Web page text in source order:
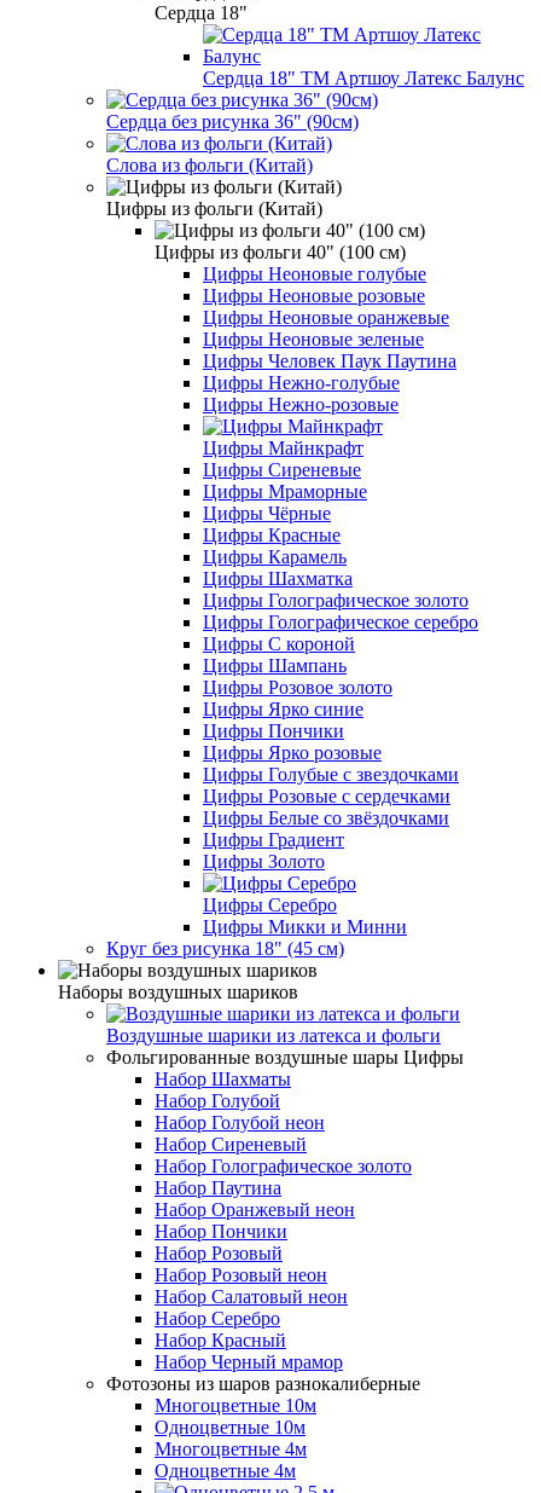
Сердца 18"
Сердца 18" ТМ Артшоу Латекс Балунс
Сердца без рисунка 36" (90см)
Слова из фольги (Китай)
Цифры из фольги (Китай)
Цифры из фольги 40" (100 см)
Цифры Неоновые голубые
Цифры Неоновые розовые
Цифры Неоновые оранжевые
Цифры Неоновые зеленые
Цифры Человек Паук Паутина
Цифры Нежно-голубые
Цифры Нежно-розовые
Цифры Майнкрафт
Цифры Сиреневые
Цифры Мраморные
Цифры Чёрные
Цифры Красные
Цифры Карамель
Цифры Шахматка
Цифры Голографическое золото
Цифры Голографическое серебро
Цифры С короной
Цифры Шампань
Цифры Розовое золото
Цифры Ярко синие
Цифры Пончики
Цифры Ярко розовые
Цифры Голубые с звездочками
Цифры Розовые с сердечками
Цифры Белые со звёздочками
Цифры Градиент
Цифры Золото
Цифры Серебро
Цифры Микки и Минни
Круг без рисунка 18" (45 см)
Наборы воздушных шариков
Воздушные шарики из латекса и фольги
Фольгированные воздушные шары Цифры
Набор Шахматы
Набор Голубой
Набор Голубой неон
Набор Сиреневый
Набор Голографическое золото
Набор Паутина
Набор Оранжевый неон
Набор Пончики
Набор Розовый
Набор Розовый неон
Набор Салатовый неон
Набор Серебро
Набор Красный
Набор Черный мрамор
Фотозоны из шаров разнокалиберные
Многоцветные 10м
Одноцветные 10м
Многоцветные 4м
Одноцветные 4м